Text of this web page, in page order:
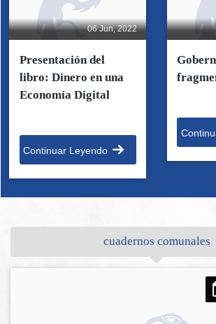
06 Jun, 2022
Presentación del
libro: Dinero en una
Economía Digital
Continuar Leyendo
cuadernos comunales